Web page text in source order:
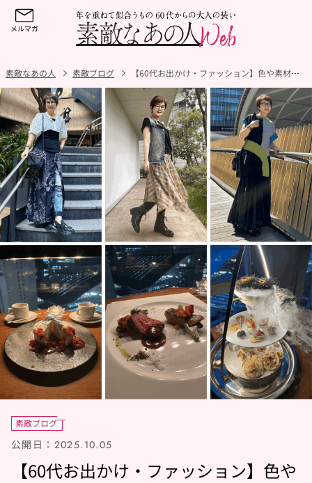
素敵なあの人 素敵ブログ 【60代お出かけ・ファッション】色や素材で秋気分！お出かけスカートコーデ3選と「梅田ブルーバード」の美しい料理を堪能！
素敵ブログ
公開日： 2025.10.05
【60代お出かけ・ファッション】色や